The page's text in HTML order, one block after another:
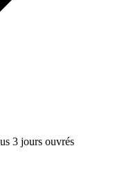
3 jours ouvrés